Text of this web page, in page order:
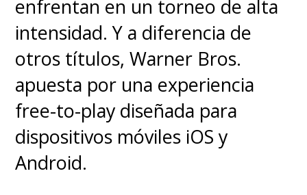
enfrentan en un torneo de alta
intensidad. Y a diferencia de
otros títulos, Warner Bros.
apuesta por una experiencia
free-to-play diseñada para
dispositivos móviles iOS y
Android.